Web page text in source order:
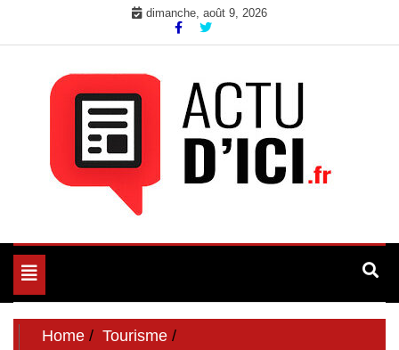
dimanche, août 9, 2026
Actu d'Ici
Toggle
navigation
Home
Tourisme